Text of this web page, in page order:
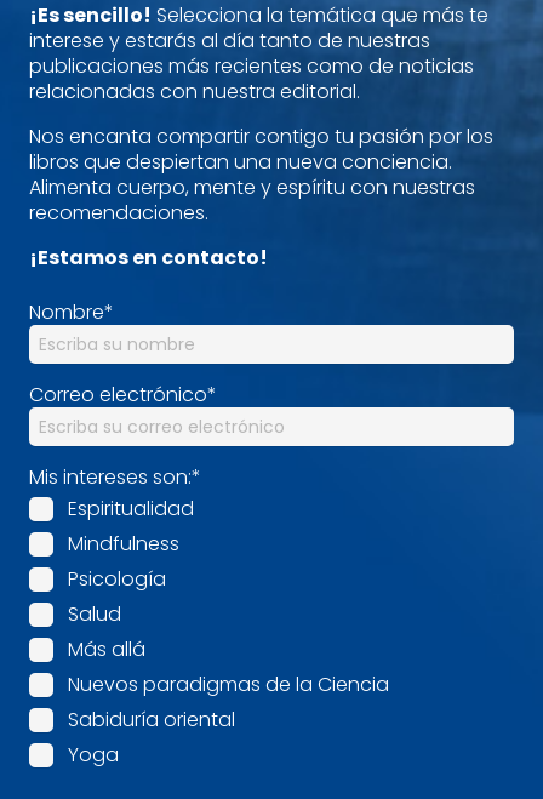
¡Es sencillo! Selecciona la temática que más te
interese y estarás al día tanto de nuestras
publicaciones más recientes como de noticias
relacionadas con nuestra editorial.
Nos encanta compartir contigo tu pasión por los
libros que despiertan una nueva conciencia.
Alimenta cuerpo, mente y espíritu con nuestras
recomendaciones.
¡Estamos en contacto!
Nombre*
Correo electrónico*
Mis intereses son:*
Espiritualidad
Mindfulness
Psicología
Salud
Más allá
Nuevos paradigmas de la Ciencia
Sabiduría oriental
Yoga